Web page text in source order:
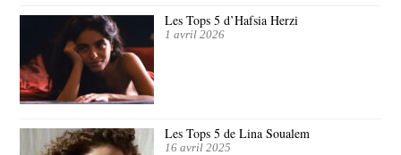
Les Tops 5 d’Hafsia Herzi
1 avril 2026
Les Tops 5 de Lina Soualem
16 avril 2025